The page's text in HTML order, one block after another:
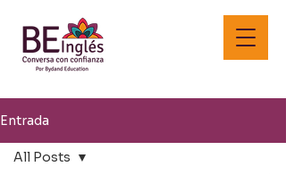
Entrada
All Posts